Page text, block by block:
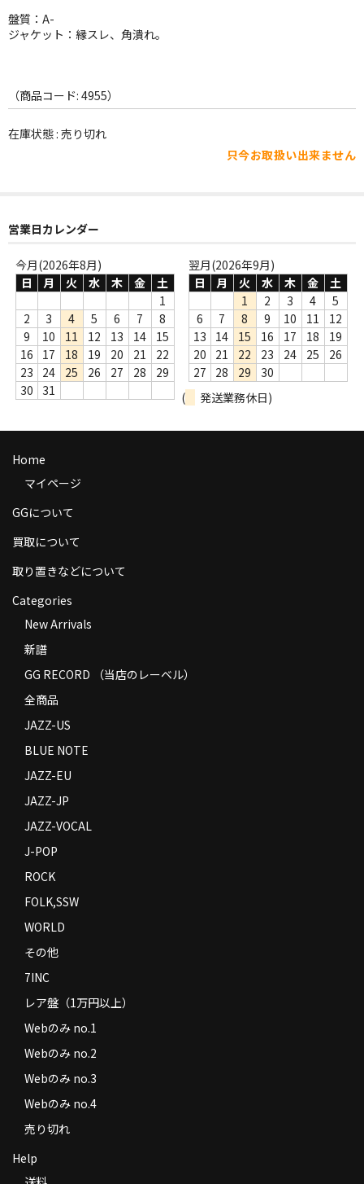
ROCK
WORLD
その他
Webのみ no.1
Webのみ no.2
Webのみ no.4
売り切れ
Help
送料
商品の発送
返品
コンディション
Privacy Policy
特定商取引法に基づく表示
Contact
盤質：A-
ジャケット：縁スレ、角潰れ。
（商品コード: 4955）
在庫状態 : 売り切れ
只今お取扱い出来ません
営業日カレンダー
今月(2026年8月)
日
月 火 水 木 金
土
1
2
3 4 5 6 7
8
9
10 11 12 13 14
15
16
17 18 19 20 21
22
23
24 25 26 27 28
29
30
31
翌月(2026年9月)
日
月 火 水 木 金
土
1
2 3 4
5
6
7 8 9 10 11
12
13
14 15 16 17 18
19
20
21 22 23 24 25
26
27
28 29
30
(
発送業務休日)
Home
マイページ
GGについて
買取について
取り置きなどについて
Categories
New Arrivals
新譜
GG RECORD （当店のレーベル）
全商品
JAZZ-US
BLUE NOTE
JAZZ-EU
JAZZ-JP
JAZZ-VOCAL
J-POP
ROCK
FOLK,SSW
WORLD
その他
7INC
レア盤（1万円以上）
Webのみ no.1
Webのみ no.2
Webのみ no.3
Webのみ no.4
売り切れ
Help